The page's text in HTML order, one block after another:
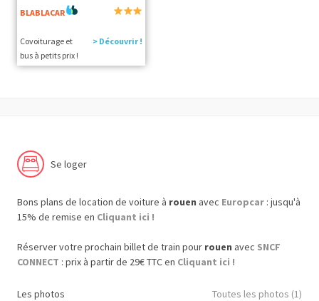
BLABLACAR
Covoiturage et
bus à petits prix !
> Découvrir !
Se loger
Bons plans de location de voiture à rouen avec Europcar : jusqu'à
15% de remise en Cliquant ici !
Réserver votre prochain billet de train pour rouen avec SNCF
CONNECT : prix à partir de 29€ TTC en Cliquant ici !
Les photos Toutes les photos (1)